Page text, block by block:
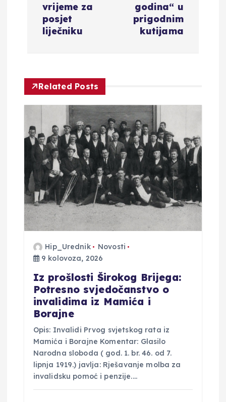
c
a
o
b
vrijeme za
posjet
liječniku
godina“ u
prigodnim
kutijama
Related Posts
Hip_Urednik
Novosti
9 kolovoza, 2026
Iz prošlosti Širokog Brijega:
Potresno svjedočanstvo o
invalidima iz Mamića i
Borajne
Opis: Invalidi Prvog svjetskog rata iz
Mamića i Borajne Komentar: Glasilo
Narodna sloboda ( god. 1. br. 46. od 7.
lipnja 1919.) javlja: Rješavanje molba za
invalidsku pomoć i penzije.…